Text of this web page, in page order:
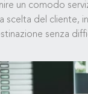
un comodo
scelta del cliente,
senza